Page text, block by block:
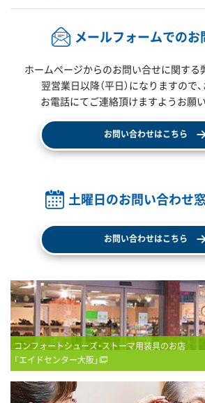
メールフォームでのお
ホームページからのお問い合せに関する
翌営業日以降（平日）になりますので、
お電話にてご連絡頂けますようお願
お問い合わせはこちら
土曜日のお問い合わせ
お問い合わせはこちら
コンフォートシューズ・ストーマ用装具のお店
「エイドセンター大阪」